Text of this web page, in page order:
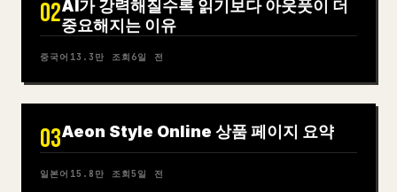
02AI가 강력해질수록 읽기보다 아웃풋이 더
중요해지는 이유
중국어 13.3만 조회 6일 전
03Aeon Style Online 상품 페이지 요약
일본어 15.8만 조회5일 전